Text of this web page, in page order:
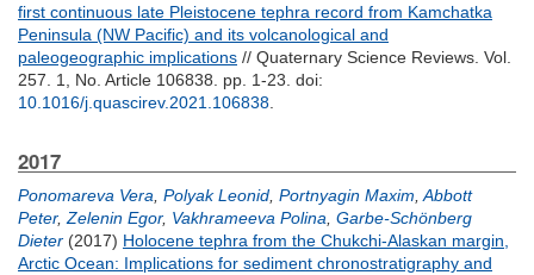
first continuous late Pleistocene tephra record from Kamchatka
Peninsula (NW Pacific) and its volcanological and
paleogeographic implications // Quaternary Science Reviews. Vol.
257. 1, No. Article 106838. pp. 1-23. doi:
10.1016/j.quascirev.2021.106838
2017
Ponomareva Vera Polyak Leonid Portnyagin Maxim Abbott
Peter, Zelenin Egor, Vakhrameeva Polina Garbe-Schönberg
Dieter (2017) Holocene tephra from the Chukchi-Alaskan margin,
Arctic Ocean: Implications for sediment chronostratigraphy and